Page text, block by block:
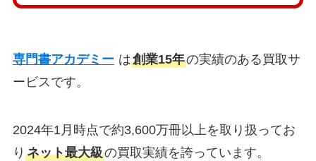
専門書アカデミー は創業15年の実績のある買取サ
ービスです。
2024年1月時点で約3,600万冊以上を取り扱ってお
り ネット最大級の買取実績を誇っています。